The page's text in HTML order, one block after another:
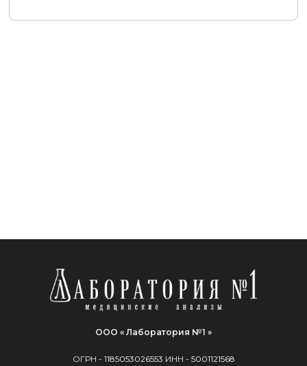
ООО « Лаборатория №1 »
ОГРН - 1185053026553 ИНН - 5001121568